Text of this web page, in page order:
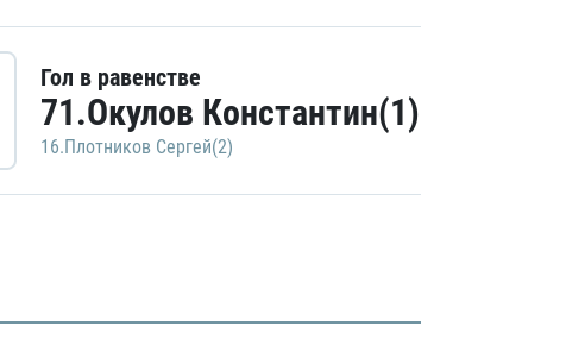
Гол в равенстве
71.Окулов Константин(1)
16.Плотников Сергей(2)